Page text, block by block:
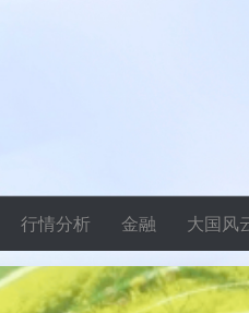
行情分析 金融 大国风